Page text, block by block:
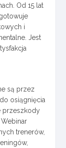
Od 15 lat
i
Jest
są przez
osiągnięcia
przeszkody
trenerów,